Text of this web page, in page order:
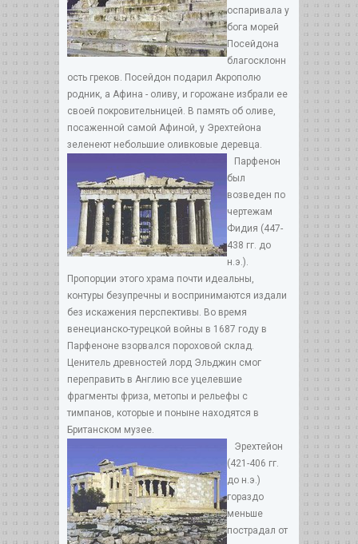
оспаривала у
бога морей
Посейдона
благосклонн
ость греков. Посейдон подарил Акрополю
родник, а Афина - оливу, и горожане избрали ее
своей покровительницей. В память об оливе,
посаженной самой Афиной, у Эрехтейона
зеленеют небольшие оливковые деревца.
Парфенон
был
возведен по
чертежам
Фидия (447-
438 гг. до
н.э.).
Пропорции этого храма почти идеальны,
контуры безупречны и воспринимаются издали
без искажения перспективы. Во время
венецианско-турецкой войны в 1687 году в
Парфеноне взорвался пороховой склад.
Ценитель древностей лорд Эльджин смог
переправить в Англию все уцелевшие
фрагменты фриза, метопы и рельефы с
тимпанов, которые и поныне находятся в
Британском музее.
Эрехтейон
(421-406 гг.
до н.э.)
гораздо
меньше
пострадал от